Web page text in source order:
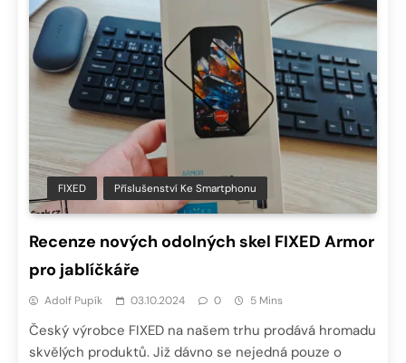
FIXED Příslušenství Ke Smartphonu
Recenze nových odolných skel FIXED Armor
pro jablíčkáře
Adolf Pupík 03.10.2024 0 5 Mins
Český výrobce FIXED na našem trhu prodává hromadu
skvělých produktů. Již dávno se nejedná pouze o